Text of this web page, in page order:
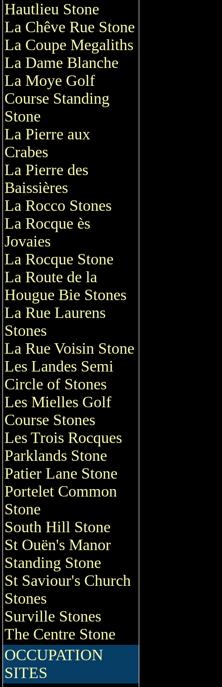
Hautlieu Stone
La Chêve Rue Stone
La Coupe Megaliths
La Dame Blanche
La Moye Golf
Course Standing
Stone
La Pierre aux
Crabes
La Pierre des
Baissières
La Rocco Stones
La Rocque ès
Jovaies
La Rocque Stone
La Route de la
Hougue Bie Stones
La Rue Laurens
Stones
La Rue Voisin Stone
Les Landes Semi
Circle of Stones
Les Mielles Golf
Course Stones
Les Trois Rocques
Parklands Stone
Patier Lane Stone
Portelet Common
Stone
South Hill Stone
St Ouën's Manor
Standing Stone
St Saviour's Church
Stones
Surville Stones
The Centre Stone
OCCUPATION
SITES